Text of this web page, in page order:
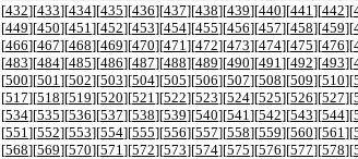
[432][433][434][435][436][437][438][439][440][441 ][442][
[449][450][451 ][452][453][454][455][456][457][458][459][
[466][467][468][469][470][471 ][472][473][474][475][476][
[483][484][485][486][487][488][489][490][491 ][492][493][
[500][501 ][502][503][504][505][506][507][508][509][510][
[517][518][519][520][521 ][522][523][524][525][526][527][
[534][535][536][537][538][539][540][541 ][542][543][544][
[551 ][552][553][554][555][556][557][558][559][560][561 ][
[568][569][570][571 ][572][573][574][575][576][577][578][